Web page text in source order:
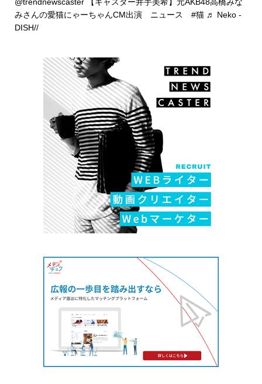
みさんの愛猫にゃーちゃんCM出演 ニュース #猫 ♬ Neko -
DISH//